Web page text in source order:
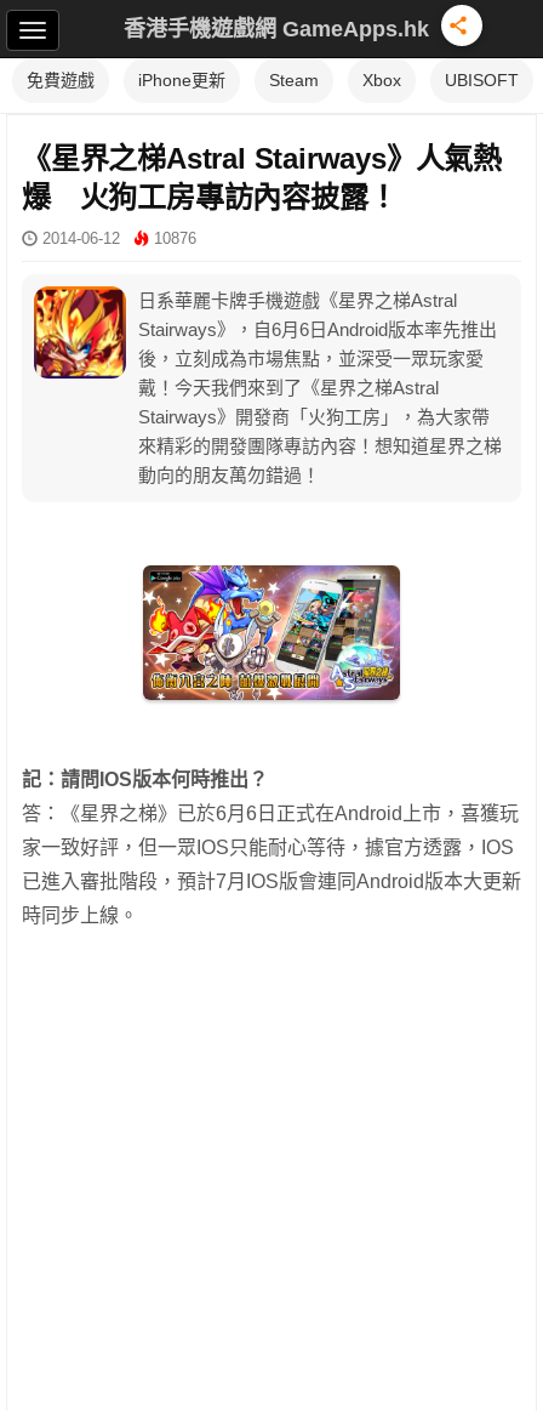
香港手機遊戲網 GameApps.hk
免費遊戲 iPhone更新 Steam Xbox UBISOFT
《星界之梯Astral Stairways》人氣熱
爆 火狗工房專訪內容披露！
2014-06-12 10876
日系華麗卡牌手機遊戲《星界之梯Astral
Stairways》，自6月6日Android版本率先推出
後，立刻成為市場焦點，並深受一眾玩家愛
戴！今天我們來到了《星界之梯Astral
Stairways》開發商「火狗工房」，為大家帶
來精彩的開發團隊專訪內容！想知道星界之梯
動向的朋友萬勿錯過！
記：請問IOS版本何時推出？
答：《星界之梯》已於6月6日正式在Android上市，喜獲玩
家一致好評，但一眾IOS只能耐心等待，據官方透露，IOS
已進入審批階段，預計7月IOS版會連同Android版本大更新
時同步上線。